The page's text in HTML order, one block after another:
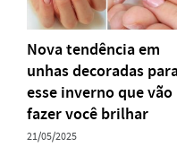
Nova tendência em
unhas decoradas
esse inverno que vão
fazer você brilhar
21/05/2025